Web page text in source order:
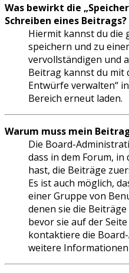
Was bewirkt die
Schreiben eines Beitrags?
Hiermit kannst du die
speichern und zu
vervollständigen und
Beitrag kannst du mit
Entwürfe verwalten“
Bereich erneut laden.
Warum muss mein
Die Board-
dass in dem Forum,
hast, die Beiträge
Es ist auch möglich,
einer Gruppe von
denen sie die
bevor sie auf der
kontaktiere die
weitere